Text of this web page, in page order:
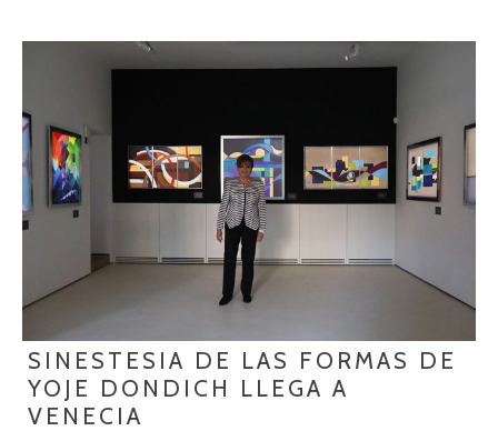
SINESTESIA DE LAS FORMAS DE
YOJE DONDICH LLEGA A
VENECIA